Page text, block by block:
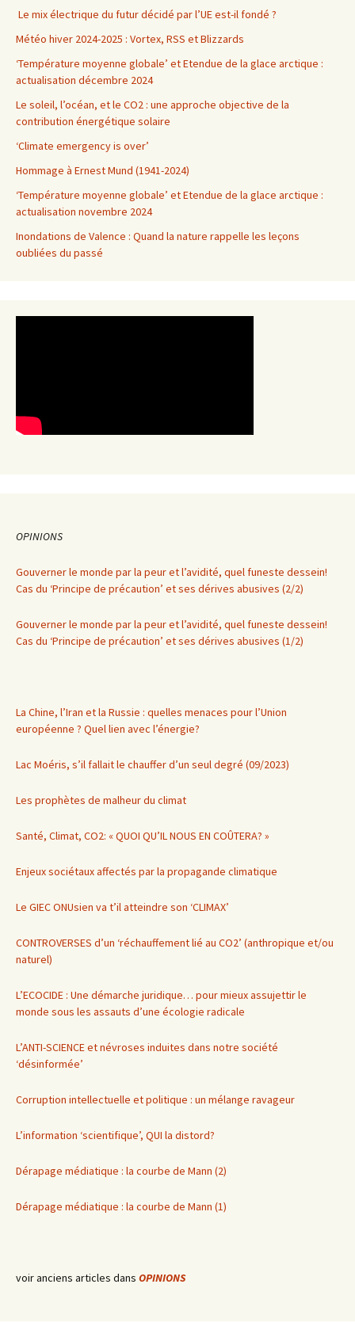
Le mix électrique du futur décidé par l’UE est-il fondé ?
Météo hiver 2024-2025 : Vortex, RSS et Blizzards
‘Température moyenne globale’ et Etendue de la glace arctique :
actualisation décembre 2024
Le soleil, l’océan, et le CO2 : une approche objective de la
contribution énergétique solaire
‘Climate emergency is over’
Hommage à Ernest Mund (1941-2024)
‘Température moyenne globale’ et Etendue de la glace arctique :
actualisation novembre 2024
Inondations de Valence : Quand la nature rappelle les leçons
oubliées du passé
OPINIONS
Gouverner le monde par la peur et l’avidité, quel funeste dessein!
Cas du ‘Principe de précaution’ et ses dérives abusives (2/2)
Gouverner le monde par la peur et l’avidité, quel funeste dessein!
Cas du ‘Principe de précaution’ et ses dérives abusives (1/2)
La Chine, l’Iran et la Russie : quelles menaces pour l’Union
européenne ? Quel lien avec l’énergie?
Lac Moéris, s’il fallait le chauffer d’un seul degré (09/2023)
Les prophètes de malheur du climat
Santé, Climat, CO2: « QUOI QU’IL NOUS EN COÛTERA? »
Enjeux sociétaux affectés par la propagande climatique
Le GIEC ONUsien va t’il atteindre son ‘CLIMAX’
CONTROVERSES d’un ‘réchauffement lié au CO2’ (anthropique et/ou
naturel)
L’ECOCIDE : Une démarche juridique… pour mieux assujettir le
monde sous les assauts d’une écologie radicale
L’ANTI-SCIENCE et névroses induites dans notre société
‘désinformée’
Corruption intellectuelle et politique : un mélange ravageur
L’information ‘scientifique’, QUI la distord?
Dérapage médiatique : la courbe de Mann (2)
Dérapage médiatique : la courbe de Mann (1)
voir anciens articles dans OPINIONS